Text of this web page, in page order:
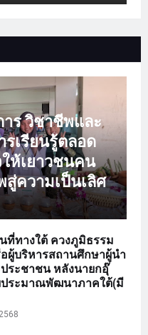
าร วิชาชีพและ
เรียนรู้ตลอด
ห้เยาวชนคน
สู่ความเป็นเลิศ
ทางใต้ ควงภูมิธรรม
ผู้บริหารสถานศึกษาผู้นำ
ระชาชน หลังนายกอุ๊
ประมาณพัฒนาภาคใต้(มี